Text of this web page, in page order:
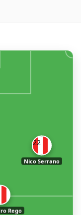
Rego
22
Nico Serrano